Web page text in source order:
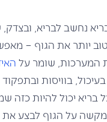
נחשב לבריא,
טוב יותר את הגוף –
המערכות, שומר על
בוויסות ובתפקוד
בריא יכול להיות כזה
על הגוף לבצע את